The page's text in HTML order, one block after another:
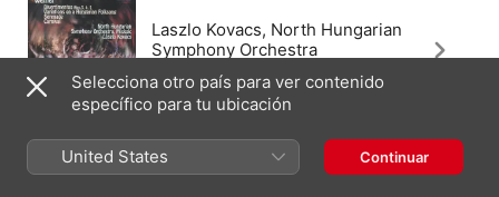
Laszlo Kovacs, North Hungarian
Symphony Orchestra
2006 · 5 pistas · 13 min
Hungarian State Orchestra,
Selecciona otro país para ver contenido
específico para tu ubicación
United States Continuar